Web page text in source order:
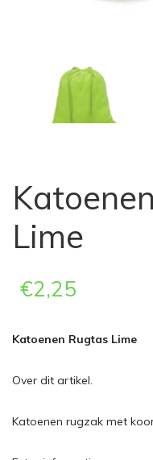
Lime
€2,25
Katoenen Rugtas Lime
Over dit artikel.
Katoenen rugzak met